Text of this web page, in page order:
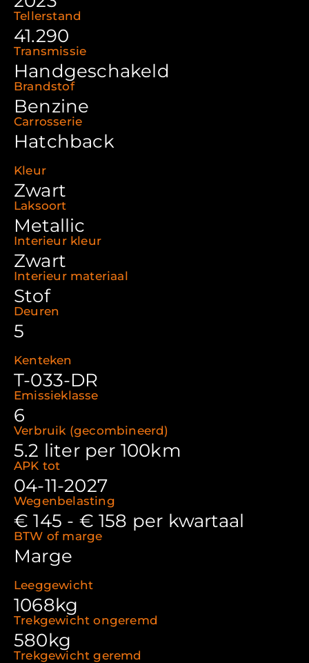
Tellerstand
41.290
Transmissie
Handgeschakeld
Brandstof
Benzine
Carrosserie
Hatchback
Kleur
Zwart
Laksoort
Metallic
Interieur kleur
Zwart
Interieur materiaal
Stof
Deuren
5
Kenteken
T-033-DR
Emissieklasse
6
Verbruik (gecombineerd)
5.2 liter per 100km
APK tot
04-11-2027
Wegenbelasting
€ 145 - € 158 per kwartaal
BTW of marge
Marge
Leeggewicht
1068kg
Trekgewicht ongeremd
580kg
Trekgewicht geremd